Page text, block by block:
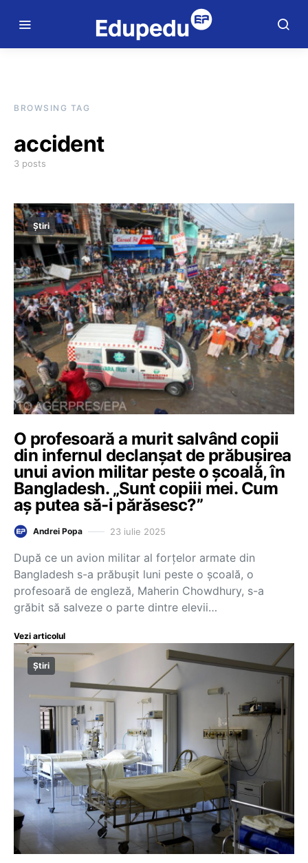
BROWSING TAG
accident
3 posts
Știri
O profesoară a murit salvând copii
din infernul declanşat de prăbuşirea
unui avion militar peste o şcoală, în
Bangladesh. „Sunt copiii mei. Cum
aș putea să-i părăsesc?”
Andrei Popa 23 iulie 2025
După ce un avion militar al forţelor armate din
Bangladesh s-a prăbuşit luni peste o şcoală, o
profesoară de engleză, Maherin Chowdhury, s-a
grăbit să salveze o parte dintre elevii…
Vezi articolul
Știri